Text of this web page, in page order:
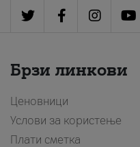
Брзи линкови
Ценовници
Услови за користење
Плати сметка